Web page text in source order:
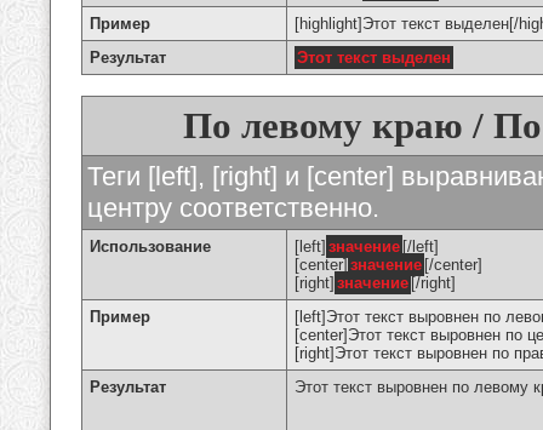
Пример
[highlight]Этот текст выделен[/
Результат
Этот текст выделен
По левому краю /
Теги [left], [right] и [center]
центру соответственно.
Использование [left] значение [/left]
[center] значение [/center]
[right] значение [/right]
Пример
[left]Этот текст выровнен по
[center]Этот текст выровнен по
[right]Этот текст выровнен по
Результат
Этот текст выровнен по левому